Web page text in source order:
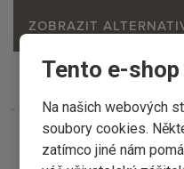
Tento e-
Na našich webových
soubory cookies.
zatímco jiné nám
ZOBRAZIT